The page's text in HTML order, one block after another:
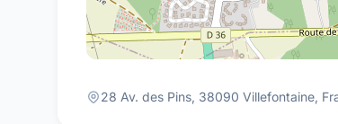
28 Av. des Pins, 38090 Villefontaine,